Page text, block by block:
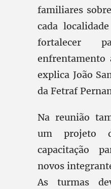
familiares
cada
fortalecer
enfrentamento
explica João
da Fetraf
Na reunião
um projeto
capacitação
novos
As turmas